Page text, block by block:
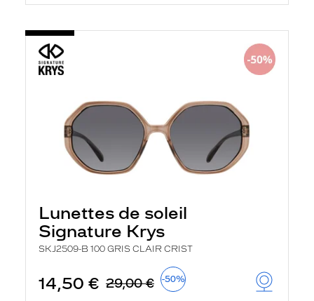
Lunettes de soleil
Signature Krys
SKJ2509-B 100 GRIS CLAIR CRIST
14,50 € 29,00 € -50%